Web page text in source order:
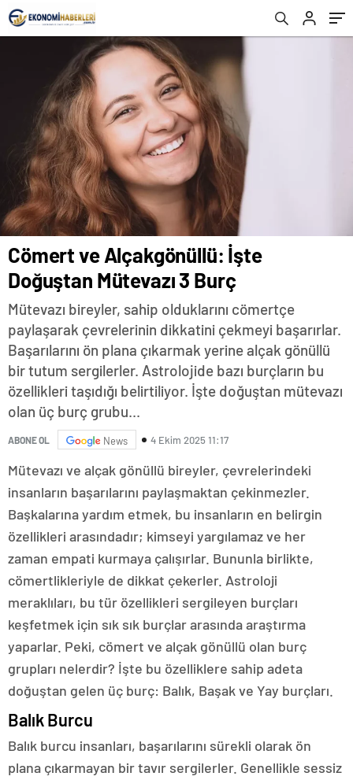
Cömert ve Alçakgönüllü: İşte
Doğuştan Mütevazı 3 Burç
Mütevazı bireyler, sahip olduklarını cömertçe
paylaşarak çevrelerinin dikkatini çekmeyi başarırlar.
Başarılarını ön plana çıkarmak yerine alçak gönüllü
bir tutum sergilerler. Astrolojide bazı burçların bu
özellikleri taşıdığı belirtiliyor. İşte doğuştan mütevazı
olan üç burç grubu...
ABONE OL News 4 Ekim 2025 11:17
Mütevazı ve alçak gönüllü bireyler, çevrelerindeki
insanların başarılarını paylaşmaktan çekinmezler.
Başkalarına yardım etmek, bu insanların en belirgin
özellikleri arasındadır; kimseyi yargılamaz ve her
zaman empati kurmaya çalışırlar. Bununla birlikte,
cömertlikleriyle de dikkat çekerler. Astroloji
meraklıları, bu tür özellikleri sergileyen burçları
keşfetmek için sık sık burçlar arasında araştırma
yaparlar. Peki, cömert ve alçak gönüllü olan burç
grupları nelerdir? İşte bu özelliklere sahip adeta
doğuştan gelen üç burç: Balık, Başak ve Yay burçları.
Balık Burcu
Balık burcu insanları, başarılarını sürekli olarak ön
plana çıkarmayan bir tavır sergilerler. Genellikle sessiz